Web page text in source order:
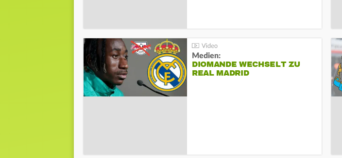
Medien:
DIOMANDE WECHSELT ZU
REAL MADRID